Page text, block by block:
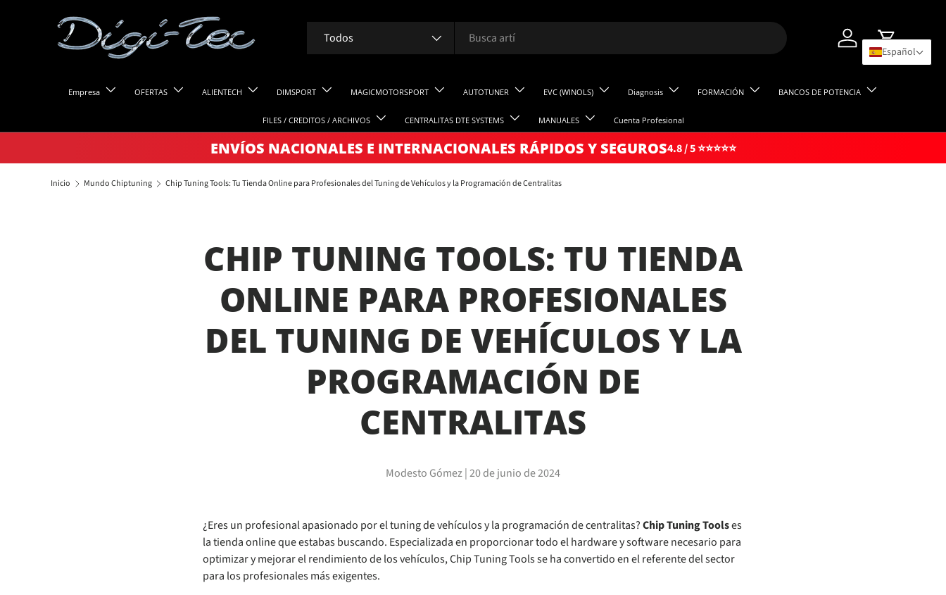
Ir al contenido
Todos Iniciar sesión
Carrito
Empresa OFERTAS ALIENTECH DIMSPORT MAGICMOTORSPORT AUTOTUNER EVC (WINOLS) Diagnosis FORMACIÓN BANCOS DE POTENCIA
FILES / CREDITOS / ARCHIVOS CENTRALITAS DTE SYSTEMS MANUALES Cuenta Profesional
ENVÍOS NACIONALES E INTERNACIONALES RÁPIDOS Y SEGUROS4.8 / 5 ⭐⭐⭐⭐⭐
Inicio Mundo Chiptuning Chip Tuning Tools: Tu Tienda Online para Profesionales del Tuning de Vehículos y la Programación de Centralitas
CHIP TUNING TOOLS: TU TIENDA
ONLINE PARA PROFESIONALES
DEL TUNING DE VEHÍCULOS Y LA
PROGRAMACIÓN DE
CENTRALITAS
Modesto Gómez |20 de junio de 2024
¿Eres un profesional apasionado por el tuning de vehículos y la programación de centralitas?Chip Tuning Toolses
la tienda online que estabas buscando. Especializada en proporcionar todo el hardware y software necesario para
optimizar y mejorar el rendimiento de los vehículos, Chip Tuning Tools se ha convertido en el referente del sector
para los profesionales más exigentes.
Español